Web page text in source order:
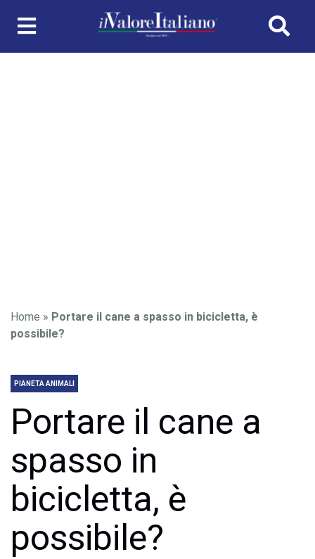
Home » Portare il cane a spasso in bicicletta, è
possibile?
PIANETA ANIMALI
Portare il cane a
spasso in
bicicletta, è
possibile?